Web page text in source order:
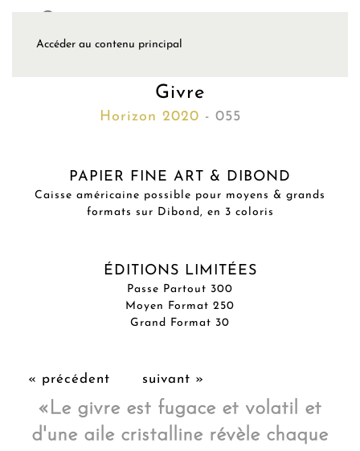
Accéder au contenu principal
Givre
Horizon 2020 - 055
PAPIER FINE ART & DIBOND
Caisse américaine possible pour moyens & grands
formats sur Dibond, en 3 coloris
ÉDITIONS LIMITÉES
Passe Partout 300
Moyen Format 250
Grand Format 30
« précédent suivant »
« Le givre est fugace et volatil et
d'une aile cristalline révèle chaque